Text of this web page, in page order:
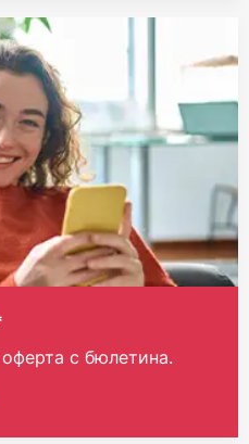
с бюлетина.